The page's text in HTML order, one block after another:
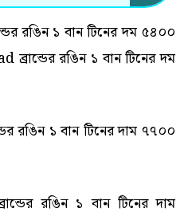
রঙিন ১ বান টিনের দম ৫৪০০
রঙিন ১ বান টিনের দম
রঙিন ১ বান টিনের দাম ৭৭০০
রঙিন ১ বান টিনের দাম